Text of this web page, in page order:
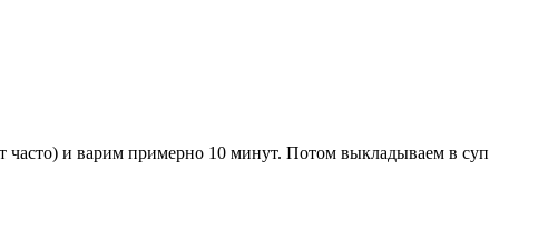
часто) и варим примерно 10 минут. Потом выкладываем в суп